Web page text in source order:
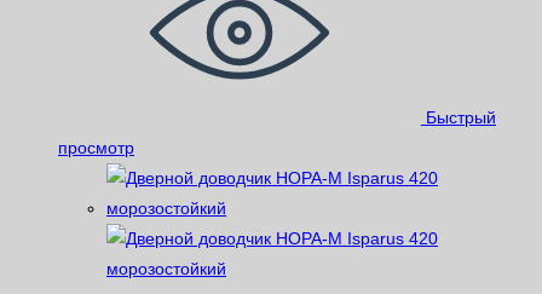
Быстрый
просмотр